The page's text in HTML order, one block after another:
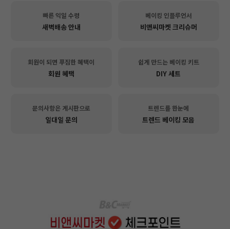
빠른 익일 수령
새벽배송 안내
베이킹 인플루언서
비앤씨마켓 크리슈머
회원이 되면 푸짐한 혜택이
회원 혜택
쉽게 만드는 베이킹 키트
DIY 세트
문의사항은 게시판으로
일대일 문의
트렌드를 한눈에
트렌드 베이킹 모음